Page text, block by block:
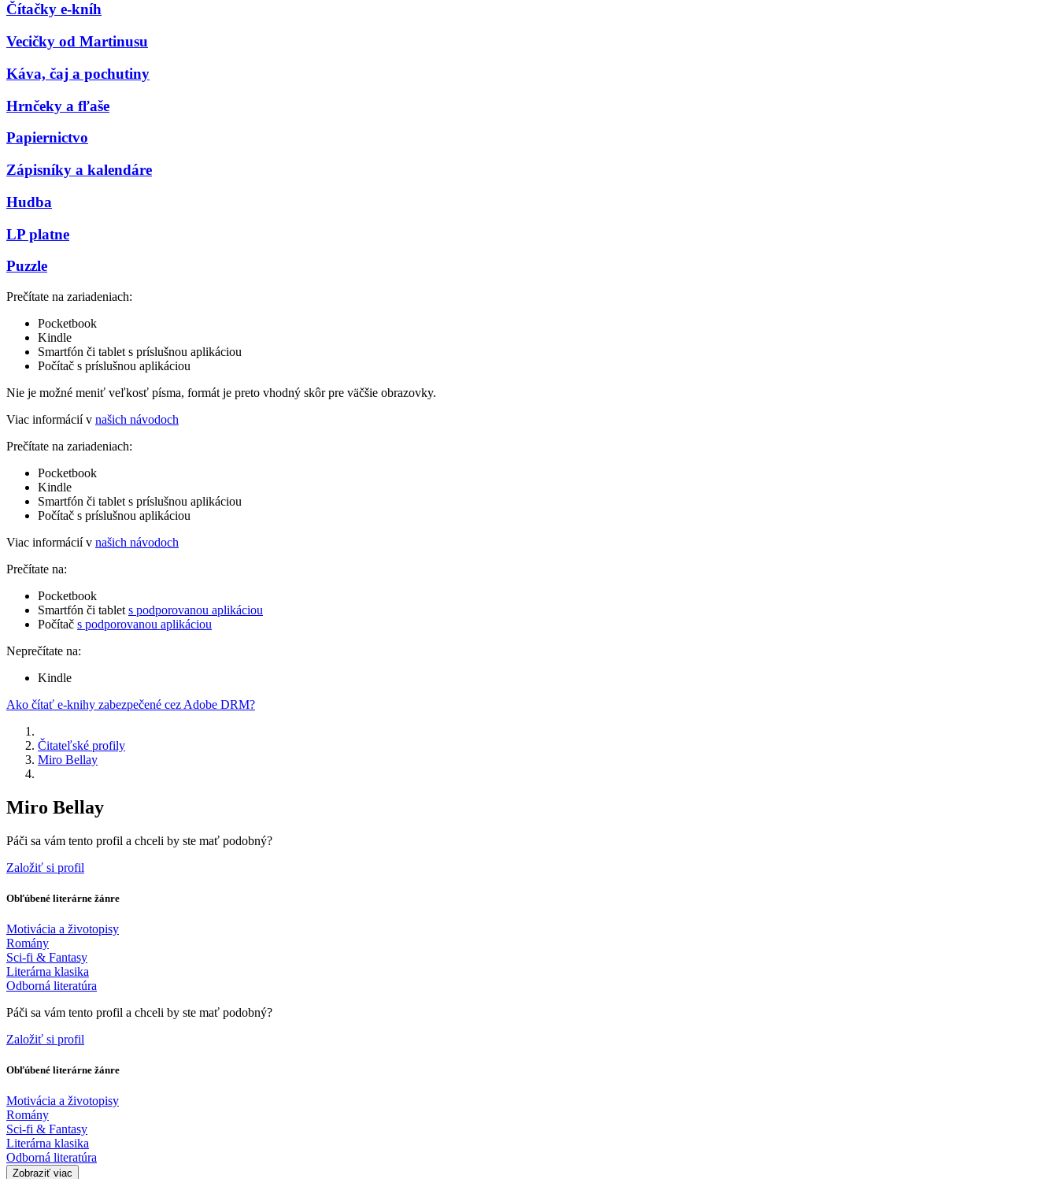
Čítačky e-kníh
Vecičky od Martinusu
Káva, čaj a pochutiny
Hrnčeky a fľaše
Papiernictvo
Zápisníky a kalendáre
Hudba
LP platne
Puzzle
Prečítate na zariadeniach:
Pocketbook
Kindle
Smartfón či tablet s príslušnou aplikáciou
Počítač s príslušnou aplikáciou
Nie je možné meniť veľkosť písma, formát je preto vhodný skôr pre väčšie obrazovky.
Viac informácií v našich návodoch
Prečítate na zariadeniach:
Pocketbook
Kindle
Smartfón či tablet s príslušnou aplikáciou
Počítač s príslušnou aplikáciou
Viac informácií v našich návodoch
Prečítate na:
Pocketbook
Smartfón či tablet s podporovanou aplikáciou
Počítač s podporovanou aplikáciou
Neprečítate na:
Kindle
Ako čítať e-knihy zabezpečené cez Adobe DRM?
Čitateľské profily
Miro Bellay
Miro Bellay
Páči sa vám tento profil a chceli by ste mať podobný?
Založiť si profil
Obľúbené literárne žánre
Motivácia a životopisy
Romány
Sci-fi & Fantasy
Literárna klasika
Odborná literatúra
Páči sa vám tento profil a chceli by ste mať podobný?
Založiť si profil
Obľúbené literárne žánre
Motivácia a životopisy
Romány
Sci-fi & Fantasy
Literárna klasika
Odborná literatúra
Zobraziť viac